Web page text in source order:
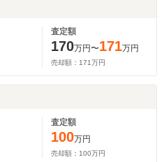
査定額
170万円〜171万円
売却額： 171万円
査定額
100万円
売却額： 100万円